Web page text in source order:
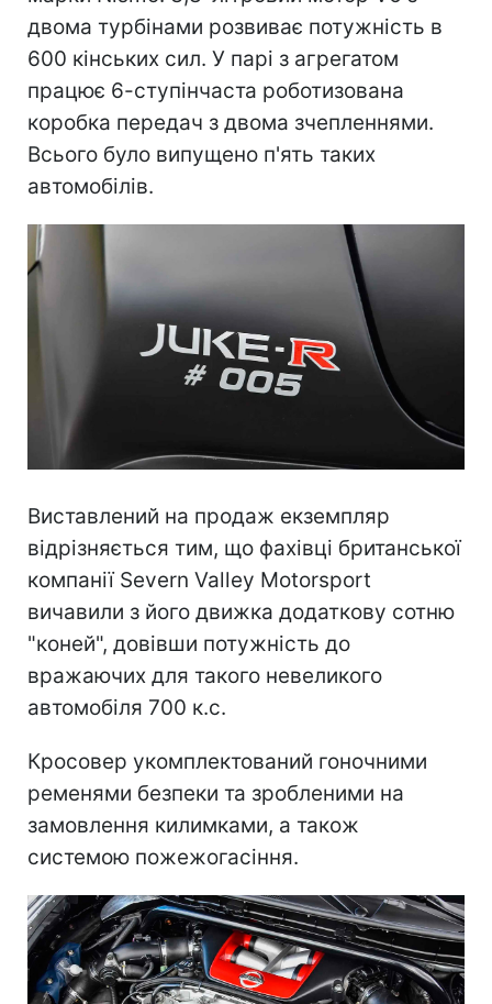
двома турбінами розвиває потужність в
600 кінських сил. У парі з агрегатом
працює 6-ступінчаста роботизована
коробка передач з двома зчепленнями.
Всього було випущено п'ять таких
автомобілів.
Виставлений на продаж екземпляр
відрізняється тим, що фахівці британської
компанії Severn Valley Motorsport
вичавили з його движка додаткову сотню
"коней", довівши потужність до
вражаючих для такого невеликого
автомобіля 700 к.с.
Кросовер укомплектований гоночними
ременями безпеки та зробленими на
замовлення килимками, а також
системою пожежогасіння.